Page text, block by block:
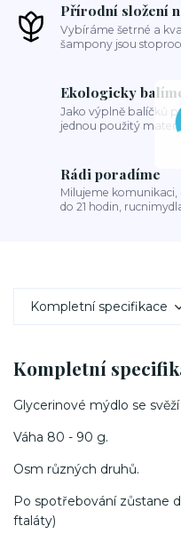
Přírodní složení
Vybíráme šetrné a
šampony jsou
Ekologicky
Jako výplně balíčků
jednou použitý
Rádi poradíme
Milujeme
do 21 hodin,
Kompletní specifikace
Kompletní
Glycerinové mýdlo se
Váha 80 - 90 g.
Osm různých druhů.
Po spotřebování zůstane
ftaláty)